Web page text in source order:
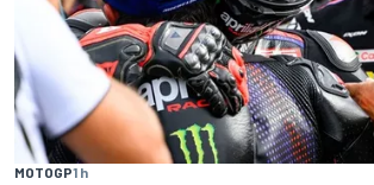
MOTOGP1 h